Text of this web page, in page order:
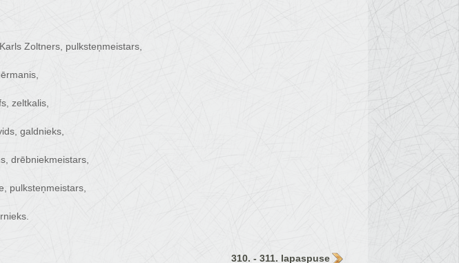
Zoltners, pulksteņmeistars,
zeltkalis,
galdnieks,
drēbniekmeistars,
pulksteņmeistars,
310. - 311. lapaspuse